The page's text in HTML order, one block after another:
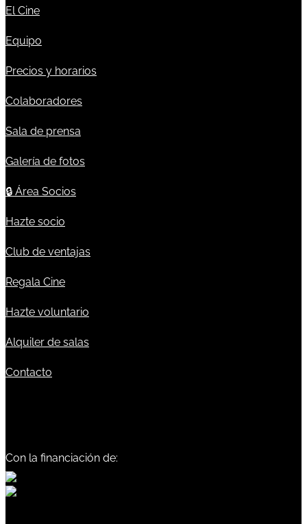
El Cine
Equipo
Precios y horarios
Colaboradores
Sala de prensa
Galería de fotos
🔒 Área Socios
Hazte socio
Club de ventajas
Regala Cine
Hazte voluntario
Alquiler de salas
Contacto
Con la financiación de: